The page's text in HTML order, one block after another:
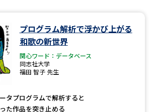
プログラム解析で浮かび上がる
和歌の新世界
関心ワード：データベース
同志社大学
福田 智子 先生
タプログラムで解析すると
た作品を突き止める